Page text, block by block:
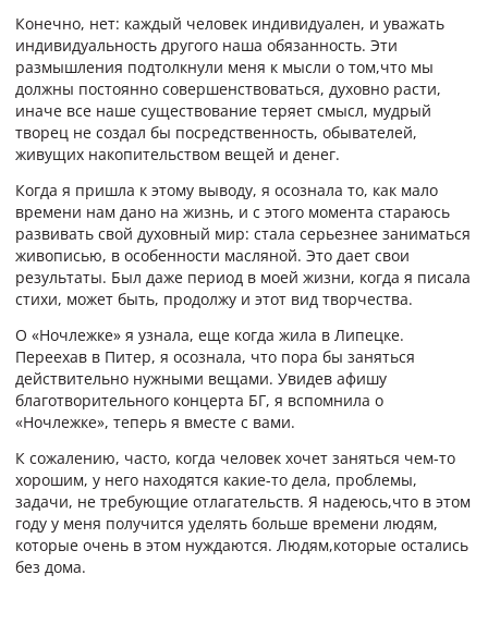
Конечно, нет: каждый человек индивидуален, и уважать
индивидуальность другого наша обязанность. Эти
размышления подтолкнули меня к мысли о том,что мы
должны постоянно совершенствоваться, духовно расти,
иначе все наше существование теряет смысл, мудрый
творец не создал бы посредственность, обывателей,
живущих накопительством вещей и денег.
Когда я пришла к этому выводу, я осознала то, как мало
времени нам дано на жизнь, и с этого момента стараюсь
развивать свой духовный мир: стала серьезнее заниматься
живописью, в особенности масляной. Это дает свои
результаты. Был даже период в моей жизни, когда я писала
стихи, может быть, продолжу и этот вид творчества.
О «Ночлежке» я узнала, еще когда жила в Липецке.
Переехав в Питер, я осознала, что пора бы заняться
действительно нужными вещами. Увидев афишу
благотворительного концерта БГ, я вспомнила о
«Ночлежке», теперь я вместе с вами.
К сожалению, часто, когда человек хочет заняться чем-то
хорошим, у него находятся какие-то дела, проблемы,
задачи, не требующие отлагательств. Я надеюсь,что в этом
году у меня получится уделять больше времени людям,
которые очень в этом нуждаются. Людям,которые остались
без дома.